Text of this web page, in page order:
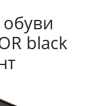
black